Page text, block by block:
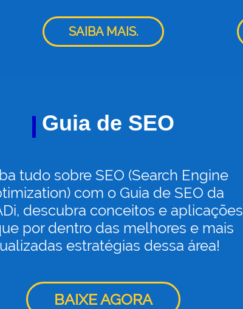
SAIBA MAIS.
Guia de SEO
tudo sobre SEO (Search Engine
com o Guia de SEO da
descubra conceitos e aplicações
por dentro das melhores e mais
estratégias dessa área!
BAIXE AGORA